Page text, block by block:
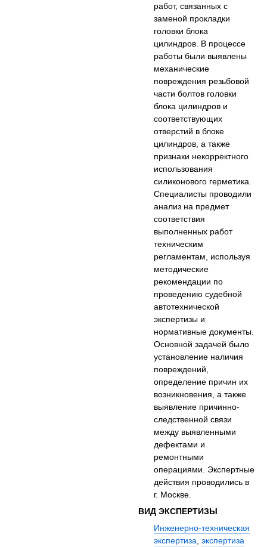
работ, связанных с
заменой прокладки
головки блока
цилиндров. В процессе
работы были выявлены
механические
повреждения резьбовой
части болтов головки
блока цилиндров и
соответствующих
отверстий в блоке
цилиндров, а также
признаки некорректного
использования
силиконового герметика.
Специалисты проводили
анализ на предмет
соответствия
выполненных работ
техническим
регламентам, используя
методические
рекомендации по
проведению судебной
автотехнической
экспертизы и
нормативные документы.
Основной задачей было
установление наличия
повреждений,
определение причин их
возникновения, а также
выявление причинно-
следственной связи
между выявленными
дефектами и
ремонтными
операциями. Экспертные
действия проводились в
г. Москве.
ВИД ЭКСПЕРТИЗЫ
Инженерно-техническая
экспертиза,экспертиза